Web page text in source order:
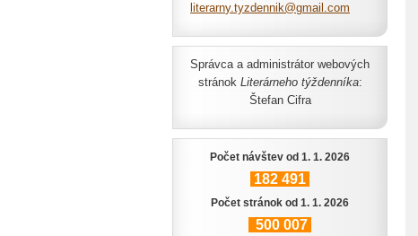
literarny.tyzdennik@gmai l.com
Správca a administrátor webových
stránok Literárneho týždenníka:
Štefan Cifra
Počet návštev od 1. 1. 2026
182 491
Počet stránok od 1. 1. 2026
500 007